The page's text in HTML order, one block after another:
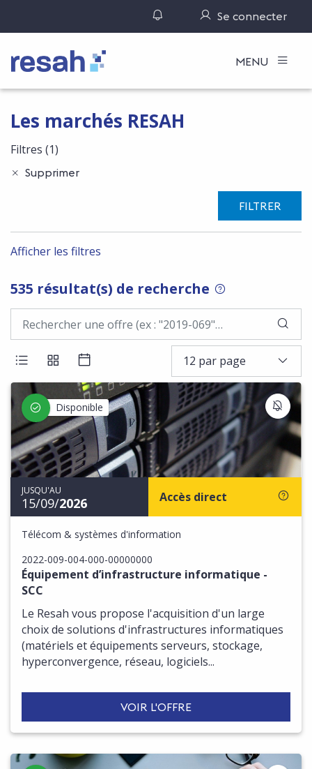
Gérer ses notifications
Se connecter
Logo Resah MENU
Les marchés RESAH
Filtres (1)
Supprimer
FILTRER
Afficher les filtres
535 résultat(s) de recherche
AFFICHER LES RÉSULTATS EN LISTE
AFFICHER LES RÉSULTATS EN BLOCS
AFFICHER LES RÉSULTATS SOUS
12 par page
Disponible
JUSQU'AU
15/09/2026 Accès direct
Télécom & systèmes d'information
2022-009-004-000-00000000
Équipement d’infrastructure informatique -
SCC
Le Resah vous propose l'acquisition d'un large
choix de solutions d'infrastructures informatiques
(matériels et équipements serveurs, stockage,
hyperconvergence, réseau, logiciels...
VOIR L'OFFRE